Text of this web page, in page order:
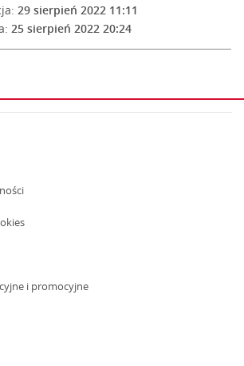
29 sierpień 2022 11:11
25 sierpień 2022 20:24
i promocyjne